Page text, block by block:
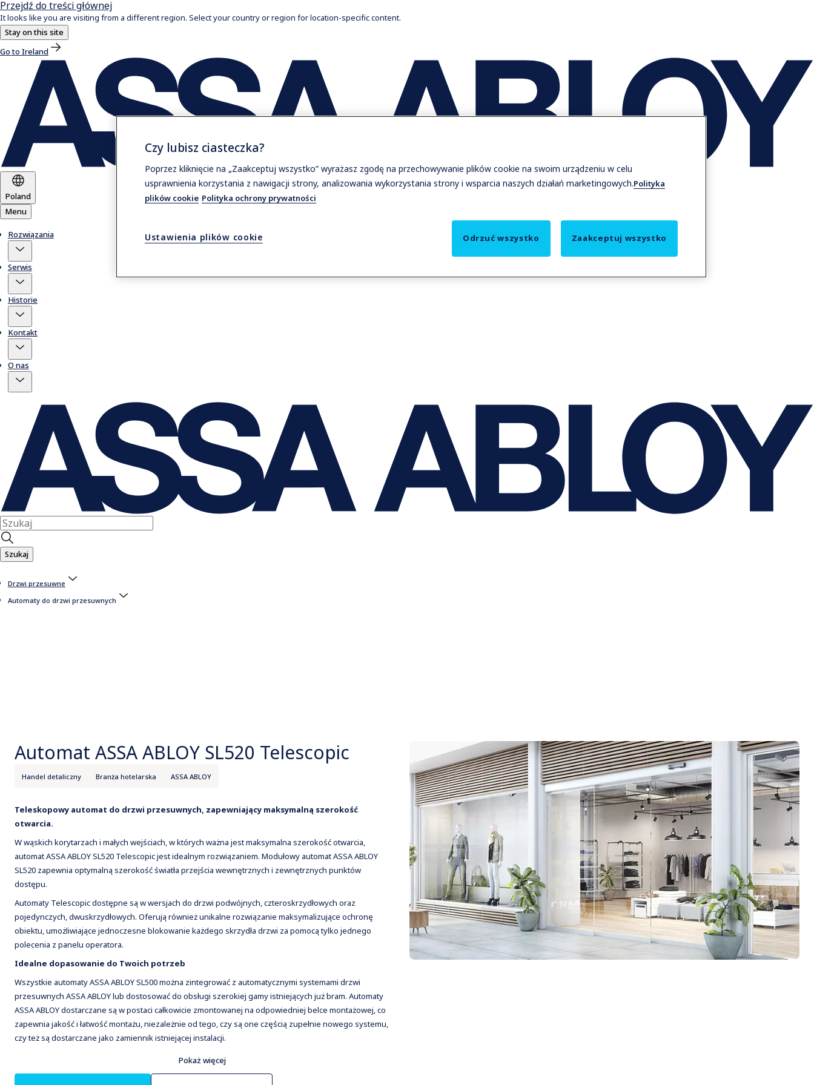
Przejdź do treści głównej
It looks like you are visiting from a different region. Select your country or region for location-specific content.
Stay on this site
Go to Ireland
Poland
Menu
Rozwiązania
Serwis
Historie
Kontakt
O nas
Szukaj
Drzwi przesuwne
Automaty do drzwi przesuwnych
Automat ASSA ABLOY SL520 Telescopic
Handel detaliczny Branża hotelarska ASSA ABLOY
Teleskopowy automat do drzwi przesuwnych, zapewniający maksymalną szerokość
otwarcia.
W wąskich korytarzach i małych wejściach, w których ważna jest maksymalna szerokość otwarcia,
automat ASSA ABLOY SL520 Telescopic jest idealnym rozwiązaniem. Modułowy automat ASSA ABLOY
SL520 zapewnia optymalną szerokość światła przejścia wewnętrznych i zewnętrznych punktów
dostępu.
Automaty Telescopic dostępne są w wersjach do drzwi podwójnych, czteroskrzydłowych oraz
pojedynczych, dwuskrzydłowych. Oferują również unikalne rozwiązanie maksymalizujące ochronę
obiektu, umożliwiające jednoczesne blokowanie każdego skrzydła drzwi za pomocą tylko jednego
polecenia z panelu operatora.
Idealne dopasowanie do Twoich potrzeb
Wszystkie automaty ASSA ABLOY SL500 można zintegrować z automatycznymi systemami drzwi
przesuwnych ASSA ABLOY lub dostosować do obsługi szerokiej gamy istniejących już bram. Automaty
ASSA ABLOY dostarczane są w postaci całkowicie zmontowanej na odpowiedniej belce montażowej, co
zapewnia jakość i łatwość montażu, niezależnie od tego, czy są one częścią zupełnie nowego systemu,
czy też są dostarczane jako zamiennik istniejącej instalacji.
Pokaż więcej
Czy lubisz ciasteczka?
Poprzez kliknięcie na „Zaakceptuj wszystko” wyrażasz zgodę na przechowywanie plików cookie na swoim urządzeniu w celu
usprawnienia korzystania z nawigacji strony, analizowania wykorzystania strony i wsparcia naszych działań marketingowych.Polityka
plików cookie Polityka ochrony prywatności
Ustawienia plików cookie Odrzuć wszystko Zaakceptuj wszystko